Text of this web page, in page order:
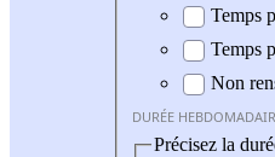
Durée
Temps
Temps
Non
DURÉE
Précisez la